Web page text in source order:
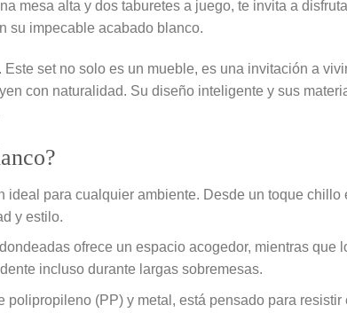
mesa alta y dos taburetes a juego, te invita a
su impecable acabado blanco.
set no solo es un mueble, es una invitación a
con naturalidad. Su diseño inteligente y sus
para cualquier ambiente. Desde un toque chillo
y estilo.
ofrece un espacio acogedor, mientras que
incluso durante largas sobremesas.
polipropileno (PP) y metal, está pensado para resistir